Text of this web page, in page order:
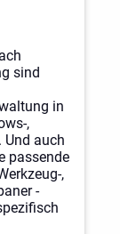
sind
in
,
auch
passende
,
-